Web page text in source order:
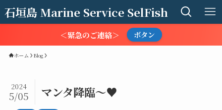
石垣島 Marine Service SelFish
＜緊急のご連絡＞ ボタン
ホーム Blog
マンタ降臨～♥️
2024
5/05